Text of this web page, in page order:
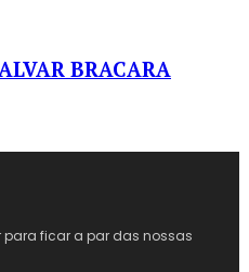
BRACARA